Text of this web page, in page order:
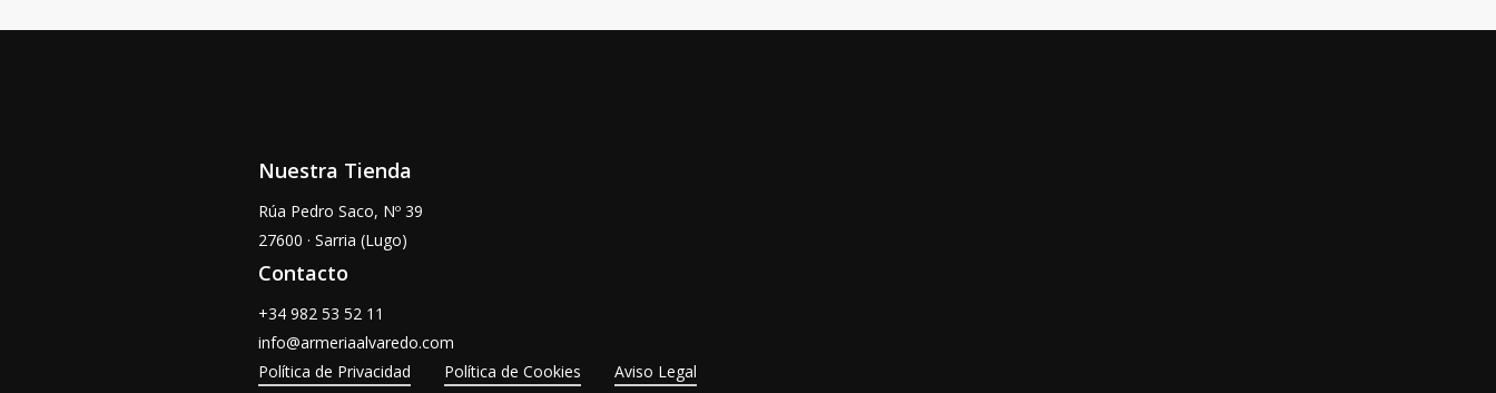
Nuestra Tienda
Rúa Pedro Saco, Nº 39
27600 · Sarria (Lugo)
Contacto
+34 982 53 52 11
info@armeriaalvaredo.com
Política de Privacidad
Política de Cookies Aviso Legal